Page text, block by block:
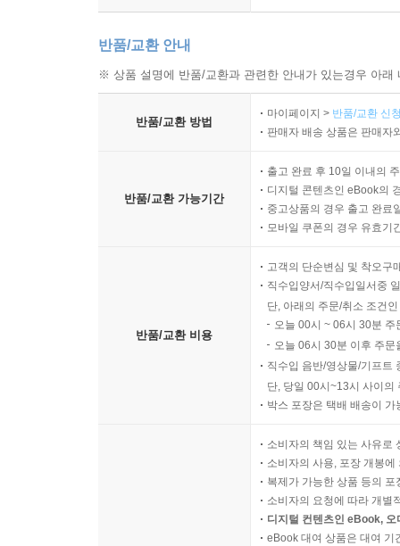
반품/교환 안내
※ 상품 설명에 반품/교환과 관련한 안내가 있는경우 아
반품/교환 방법
마이페이지 > 반품/교환 신
판매자 배송 상품은 판매자
반품/교환 가능기간
출고 완료 후 10일 이내의
디지털 콘텐츠인 eBook의
중고상품의 경우 출고 완료
모바일 쿠폰의 경우 유효기
반품/교환 비용
고객의 단순변심 및 착오구
직수입양서/직수입일서중
단, 아래의 주문/취소 조건
오늘 00시 ~ 06시 30분
오늘 06시 30분 이후 주
직수입 음반/영상물/기프트
단, 당일 00시~13시 사이의
박스 포장은 택배 배송이
소비자의 책임 있는 사유로
소비자의 사용, 포장 개봉
복제가 가능한 상품 등의
소비자의 요청에 따라 개별
디지털 컨텐츠인 eBook,
eBook 대여 상품은 대여 기